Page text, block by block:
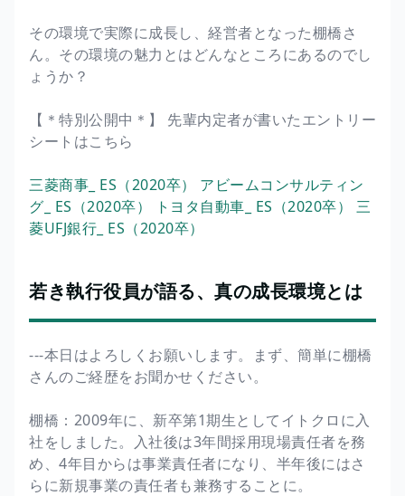
その環境で実際に成長し、経営者となった棚橋さ
ん。その環境の魅力とはどんなところにあるのでし
ょうか？
【＊特別公開中＊】 先輩内定者が書いたエントリー
シートはこちら
三菱商事_ ES（2020卒） アビームコンサルティン
グ_ ES（2020卒）
トヨタ自動車_ ES（2020卒） 三
菱UFJ銀行_ ES（2020卒）
若き執行役員が語る、真の成長環境とは
---本日はよろしくお願いします。まず、簡単に棚橋
さんのご経歴をお聞かせください。
棚橋：2009年に、新卒第1期生としてイトクロに入
社をしました。入社後は3年間採用現場責任者を務
め、4年目からは事業責任者になり、半年後にはさ
らに新規事業の責任者も兼務することに。